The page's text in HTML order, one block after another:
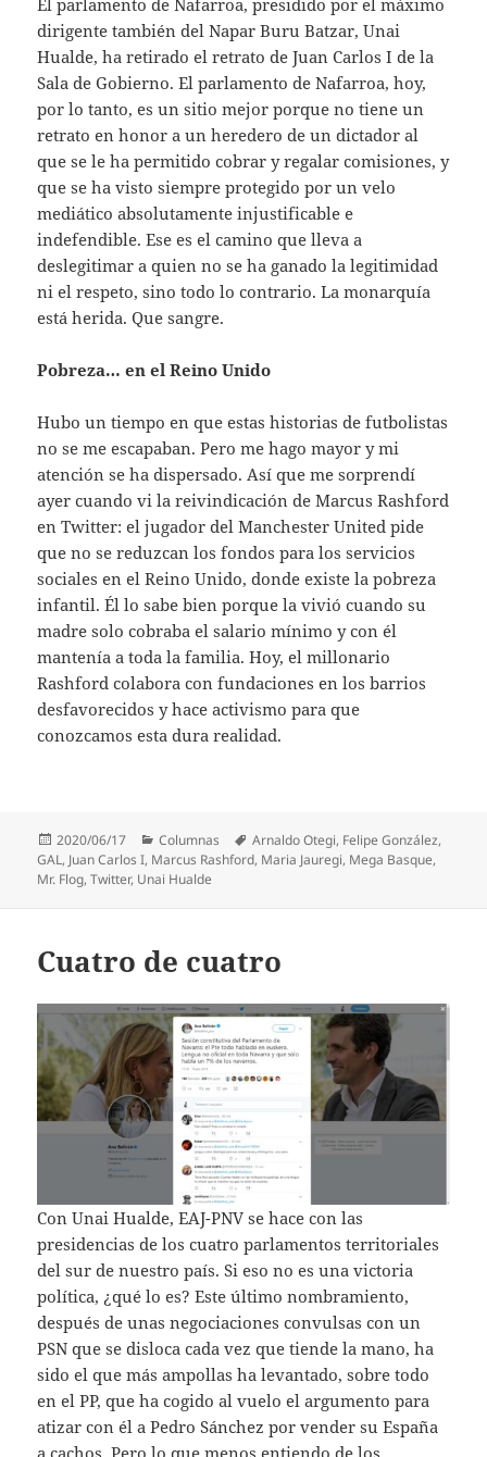
El parlamento de Nafarroa, presidido por el máximo
dirigente también del Napar Buru Batzar, Unai
Hualde, ha retirado el retrato de Juan Carlos I de la
Sala de Gobierno. El parlamento de Nafarroa, hoy,
por lo tanto, es un sitio mejor porque no tiene un
retrato en honor a un heredero de un dictador al
que se le ha permitido cobrar y regalar comisiones, y
que se ha visto siempre protegido por un velo
mediático absolutamente injustificable e
indefendible. Ese es el camino que lleva a
deslegitimar a quien no se ha ganado la legitimidad
ni el respeto, sino todo lo contrario. La monarquía
está herida. Que sangre.
Pobreza… en el Reino Unido
Hubo un tiempo en que estas historias de futbolistas
no se me escapaban. Pero me hago mayor y mi
atención se ha dispersado. Así que me sorprendí
ayer cuando vi la reivindicación de Marcus Rashford
en Twitter: el jugador del Manchester United pide
que no se reduzcan los fondos para los servicios
sociales en el Reino Unido, donde existe la pobreza
infantil. Él lo sabe bien porque la vivió cuando su
madre solo cobraba el salario mínimo y con él
mantenía a toda la familia. Hoy, el millonario
Rashford colabora con fundaciones en los barrios
desfavorecidos y hace activismo para que
conozcamos esta dura realidad.
Publicado
el
2020/06/17 Categorías
Columnas Etiquetas
Arnaldo Otegi, Felipe González,
GAL, Juan Carlos I, Marcus Rashford, Maria Jauregi, Mega Basque,
Mr. Flog,Twitter, Unai Hualde
Cuatro de cuatro
Con Unai Hualde, EAJ-PNV se hace con las
presidencias de los cuatro parlamentos territoriales
del sur de nuestro país. Si eso no es una victoria
política, ¿qué lo es? Este último nombramiento,
después de unas negociaciones convulsas con un
PSN que se disloca cada vez que tiende la mano, ha
sido el que más ampollas ha levantado, sobre todo
en el PP, que ha cogido al vuelo el argumento para
atizar con él a Pedro Sánchez por vender su España